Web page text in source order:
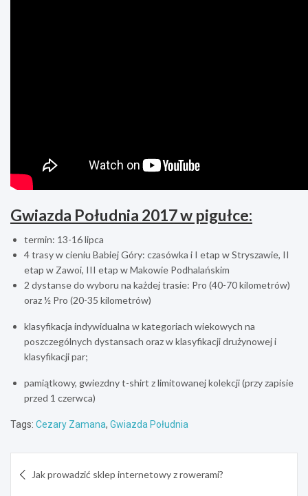
Gwiazda Południa 2017 w pigułce:
termin: 13-16 lipca
4 trasy w cieniu Babiej Góry: czasówka i I etap w Stryszawie, II
etap w Zawoi, III etap w Makowie Podhalańskim
2 dystanse do wyboru na każdej trasie: Pro (40-70 kilometrów)
oraz ½ Pro (20-35 kilometrów)
klasyfikacja indywidualna w kategoriach wiekowych na
poszczególnych dystansach oraz w klasyfikacji drużynowej i
klasyfikacji par;
pamiątkowy, gwiezdny t-shirt z limitowanej kolekcji (przy zapisie
przed 1 czerwca)
Tags: Cezary Zamana, Gwiazda Południa
wpisu
Jak prowadzić sklep internetowy z rowerami?